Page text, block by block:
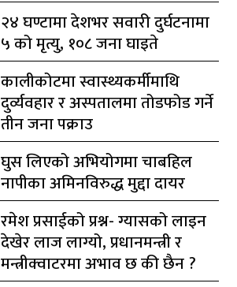
२४ घण्टामा देशभर सवारी दुर्घटनामा
५ को मृत्यु, १०८ जना घाइते
कालीकोटमा स्वास्थ्यकर्मीमाथि
दुर्व्यवहार र अस्पतालमा तोडफोड गर्ने
तीन जना पक्राउ
घुस लिएको अभियोगमा चाबहिल
नापीका अमिनविरुद्ध मुद्दा दायर
रमेश प्रसाईको प्रश्न- ग्यासको लाइन
देखेर लाज लाग्यो, प्रधानमन्त्री र
मन्त्रीक्वाटरमा अभाव छ की छैन ?